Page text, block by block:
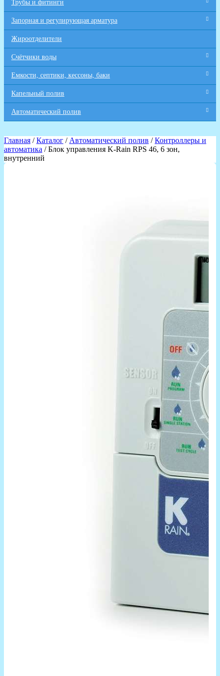
Трубы и фитинги
Запорная и регулирующая арматура
Жироотделители
Счётчики воды
Емкости, септики, кессоны, баки
Капельный полив
Автоматический полив
Главная /Каталог / Автоматический полив /Контроллеры и
автоматика / Блок управления K-Rain RPS 46, 6 зон,
внутренний